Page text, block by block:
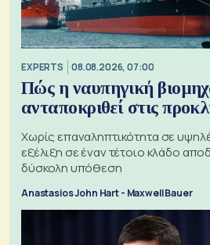
EXPERTS 08.08.2026, 07:00
Πώς η ναυπηγική
ανταποκριθεί στις
Χωρίς επαναληπτικότητα σε
εξέλιξη σε έναν τέτοιο κλάδο
δύσκολη υπόθεση
Anastasios John Hart - Maxwell Bauer